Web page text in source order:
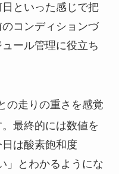
といった感じで把
コンディションづ
ール管理に役立ち
の走りの重さを感覚
最終的には数値を
は酸素飽和度
」とわかるようにな